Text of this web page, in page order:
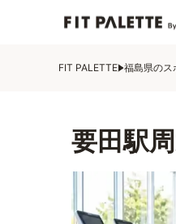
FIT PALETTE 福島県のス
要田駅